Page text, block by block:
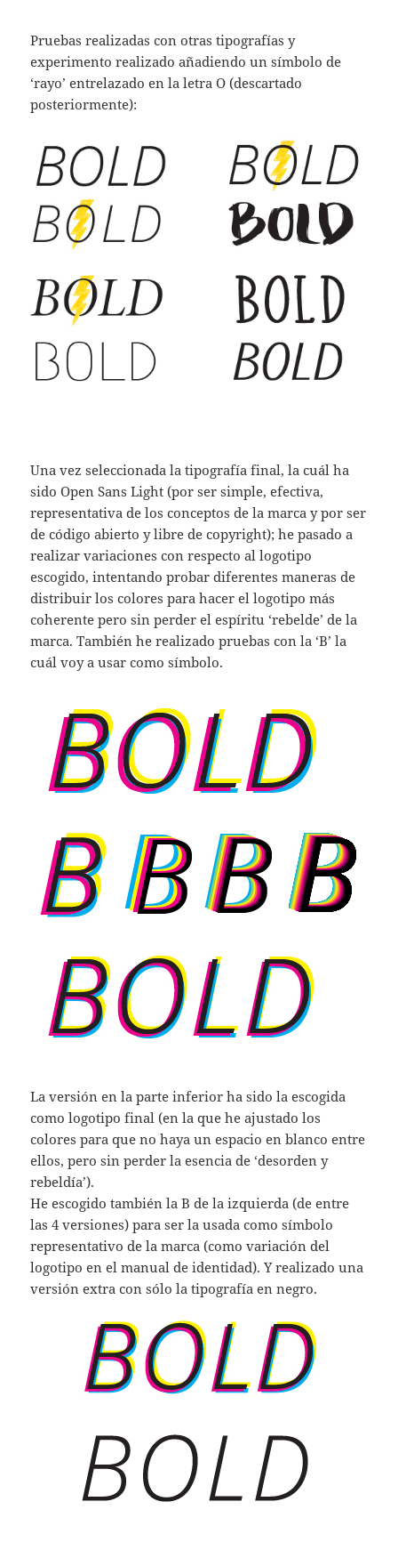
Pruebas realizadas con otras tipografías y
experimento realizado añadiendo un símbolo de
‘rayo’ entrelazado en la letra O (descartado
posteriormente):
Una vez seleccionada la tipografía final, la cuál ha
sido Open Sans Light (por ser simple, efectiva,
representativa de los conceptos de la marca y por ser
de código abierto y libre de copyright); he pasado a
realizar variaciones con respecto al logotipo
escogido, intentando probar diferentes maneras de
distribuir los colores para hacer el logotipo más
coherente pero sin perder el espíritu ‘rebelde’ de la
marca. También he realizado pruebas con la ‘B’ la
cuál voy a usar como símbolo.
La versión en la parte inferior ha sido la escogida
como logotipo final (en la que he ajustado los
colores para que no haya un espacio en blanco entre
ellos, pero sin perder la esencia de ‘desorden y
rebeldía’).
He escogido también la B de la izquierda (de entre
las 4 versiones) para ser la usada como símbolo
representativo de la marca (como variación del
logotipo en el manual de identidad). Y realizado una
versión extra con sólo la tipografía en negro.